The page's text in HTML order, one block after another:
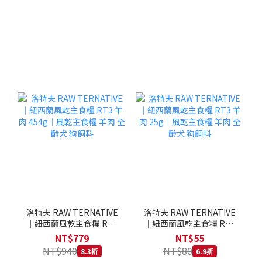
洛特夫 RAW TERNATIVE
｜紐西蘭風乾主食糧 RT3
羊肉 454g｜風乾主食糧 羊
肉 全齡犬 狗飼料
NT$779
NT$940 8.3折
洛特夫 RAW TERNATIVE
｜紐西蘭風乾主食糧 RT3
羊肉 25g｜風乾主食糧 羊
肉 全齡犬 狗飼料
NT$55
NT$80 6.9折